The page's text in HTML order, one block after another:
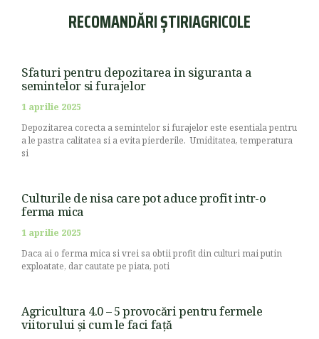
RECOMANDĂRI ȘTIRIAGRICOLE
Sfaturi pentru depozitarea in siguranta a
semintelor si furajelor
1 aprilie 2025
Depozitarea corecta a semintelor si furajelor este esentiala pentru
a le pastra calitatea si a evita pierderile. Umiditatea, temperatura
si
Culturile de nisa care pot aduce profit intr-o
ferma mica
1 aprilie 2025
Daca ai o ferma mica si vrei sa obtii profit din culturi mai putin
exploatate, dar cautate pe piata, poti
Agricultura 4.0 – 5 provocări pentru fermele
viitorului și cum le faci față